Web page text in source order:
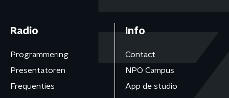
Radio
Programmering
Presentatoren
Frequenties
Info
Contact
NPO Campus
App de studio